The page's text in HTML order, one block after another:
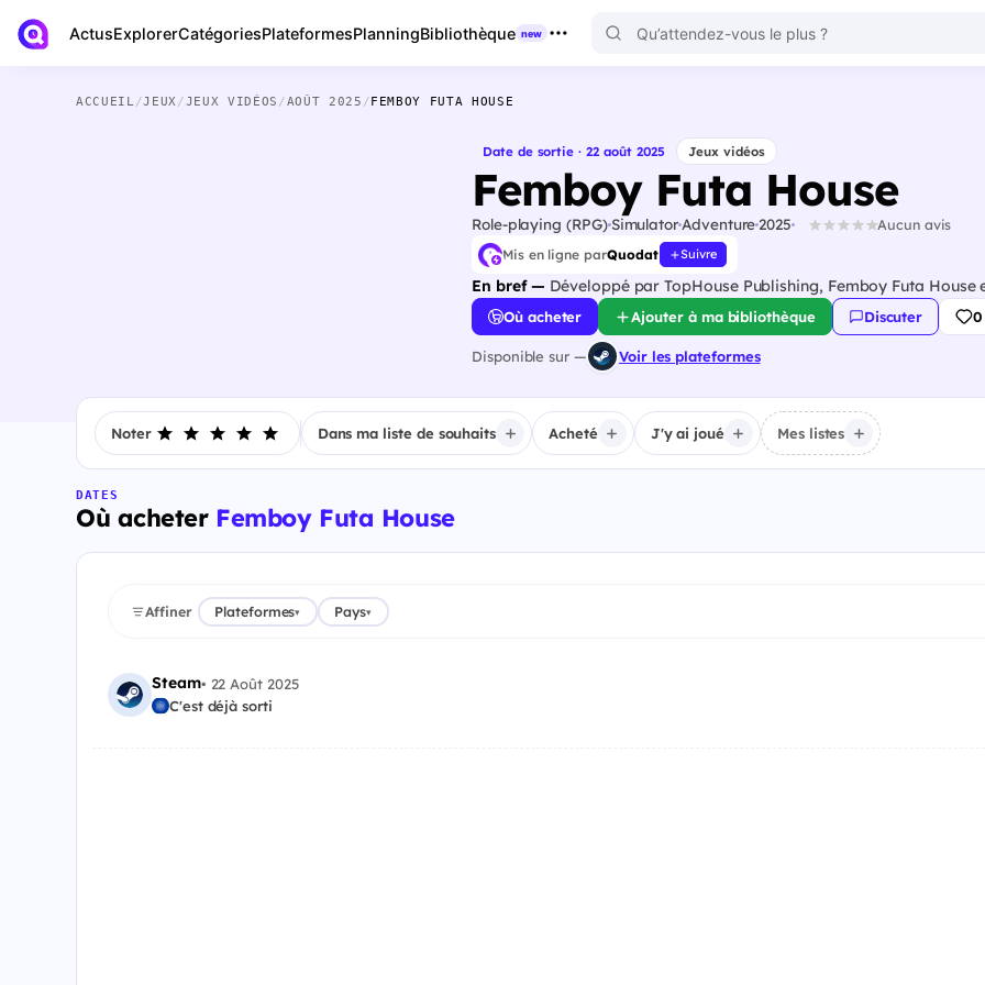
ActusExplorerCatégoriesPlateformesPlanningBibliothèque new
ACCUEIL /JEUX/JEUX VIDÉOS /AOÛT 2025 /FEMBOY FUTA HOUSE
Date de sortie · 22 août 2025 Jeux vidéos
Femboy Futa House
Role-playing (RPG)Simulator Adventure 2025 Aucun avis
Mis en ligne parQuodat Suivre
En bref — Développé par TopHouse Publishing, Femboy Futa House
Où acheter Ajouter à ma bibliothèque Discuter 0
Disponible sur — Voir les plateformes
Noter Dans ma liste de souhaits Acheté J'y ai joué Mes listes
DATES
Où acheter Femboy Futa House
Affiner Plateformes▾ Pays▾
Steam• 22 Août 2025
C'est déjà sorti